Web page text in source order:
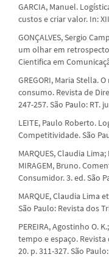
GARCIA, Manuel.
custos e criar valor. In:
GONÇALVES, Sergio
um olhar em
Cientifica em
GREGORI, Maria Stella.
consumo. Revista de
247-257. São Paulo: RT.
LEITE, Paulo Roberto.
Competitividade. São
MARQUES, Claudia
MIRAGEM, Bruno.
Consumidor. 3. ed. São
MARQUE, Claudia Lima
São Paulo: Revista dos
PEREIRA, Agostinho O.
tempo e espaço.
20. p. 311-327. São